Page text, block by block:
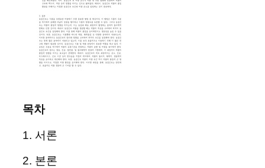
목차
1. 서론
2. 본론